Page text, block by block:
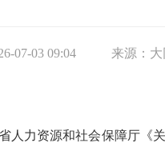
07-03 09:04 来源：
人力资源和社会保障厅《